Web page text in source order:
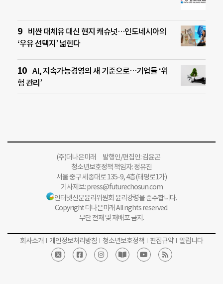
비싼 대체유 대신 현지 캐슈넛…인도네시아의
‘우유 선택지’ 넓힌다
AI, 지속가능경영의 새 기준으로…기업들 ‘위
험 관리’
(주)더나은미래 발행인/편집인: 김윤곤
청소년보호정책 책임자: 정유진
서울 중구 세종대로 135-9, 4층(태평로1가)
기사제보:press@futurechosun.com
인터넷신문윤리위원회 윤리강령을 준수합니다.
Copyright 더나은미래 All rights reserved.
무단 전재 및 재배포 금지.
회사소개 개인정보처리방침 청소년보호정책 편집규약 알립니다